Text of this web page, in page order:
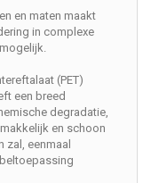
en maten maakt
in complexe
(PET)
een breed
degradatie,
en schoon
zal, eenmaal